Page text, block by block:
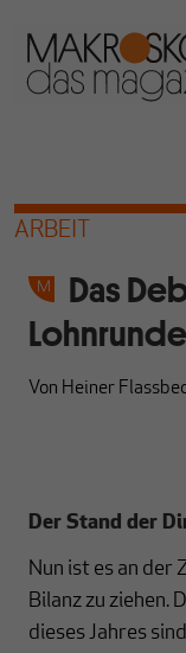
ARBEIT
Das
Von Heiner
Der Stand der
Nun ist es an der
Bilanz zu ziehen.
dieses Jahres